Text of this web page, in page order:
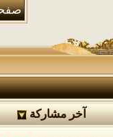
صفحة 1 من 8
آخر مشاركة